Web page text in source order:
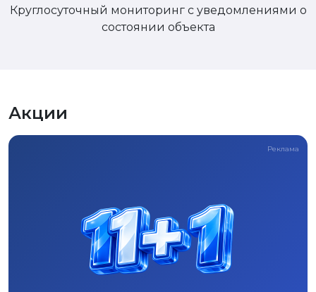
Круглосуточный мониторинг с уведомлениями о
состоянии объекта
Акции
Реклама